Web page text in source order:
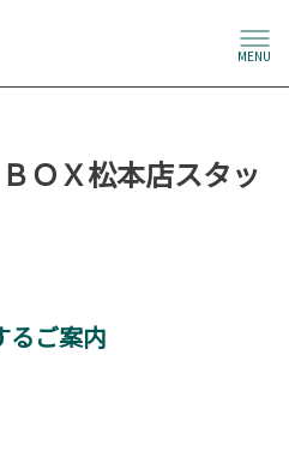
MENU
Ｘ松本店スタッ
るご案内